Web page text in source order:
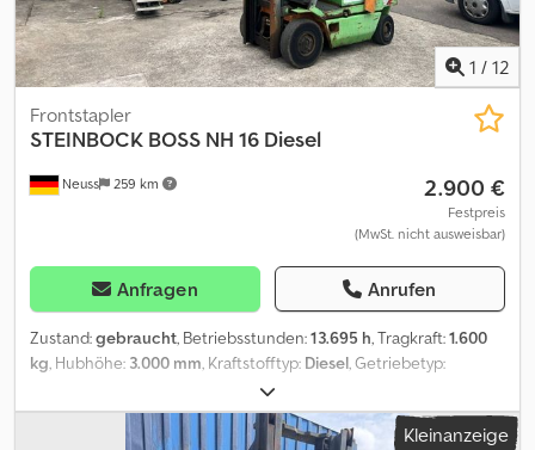
1 / 12
Neuss 259 km
Frontstapler
STEINBOCK BOSS NH 16 Diesel
2.900 €
Festpreis
(MwSt. nicht ausweisbar)
Anfragen Anrufen
Zustand:gebraucht, Betriebsstunden:13.695 h, Tragkraft:1.600
kg, Hubhöhe: 3.000 mm, Kraftstofftyp: Diesel, Getriebetyp:
Kopfschutz
Credpfxjzdwr No Aagef * Stunden:13695 * Hubzylinder Undicht
Kleinanzeige